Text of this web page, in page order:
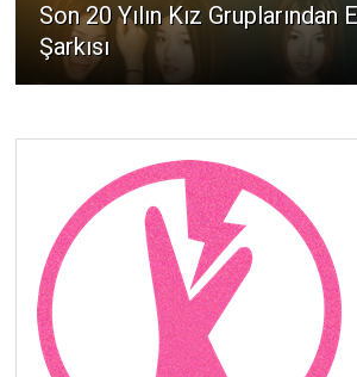
Son 20 Yılın Kız Gruplarından
Şarkısı